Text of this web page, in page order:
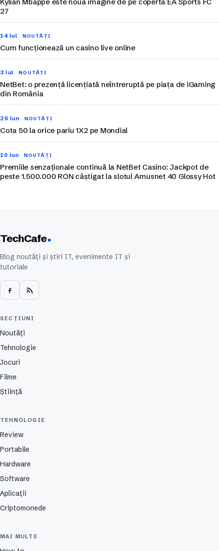
27
14 iul NOUTĂȚI
Cum funcționează un casino live online
3 iul NOUTĂȚI
NetBet: o prezență licențiată neîntreruptă pe piața de iGaming
din România
26 iun NOUTĂȚI
Cota 50 la orice pariu 1X2 pe Mondial
10 iun NOUTĂȚI
Premiile senzaționale continuă la NetBet Casino: Jackpot de
peste 1.500.000 RON câștigat la slotul Amusnet 40 Glossy Hot
TechCafe
Blog noutăți și știri IT, evenimente IT și
tutoriale
SECȚIUNI
Noutăți
Tehnologie
Jocuri
Filme
Știință
TEHNOLOGIE
Review
Portabile
Hardware
Software
Aplicații
Criptomonede
MAI MULTE